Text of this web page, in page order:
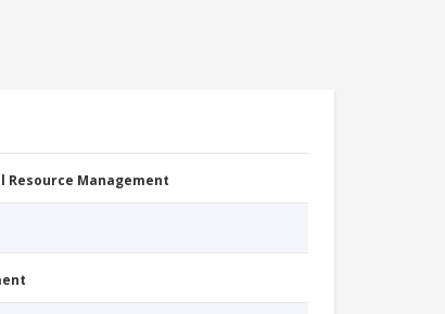
Resource Management